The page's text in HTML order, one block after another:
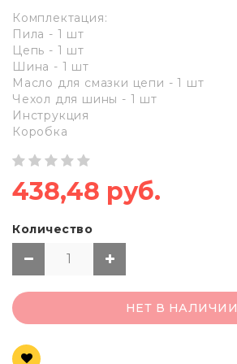
Комплектация:
Пила - 1 шт
Цепь - 1 шт
Шина - 1 шт
Масло для смазки цепи - 1 шт
Чехол для шины - 1 шт
Инструкция
Коробка
438,48 руб.
Количество
НЕТ В НАЛИЧИИ